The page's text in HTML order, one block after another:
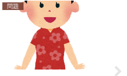
問題